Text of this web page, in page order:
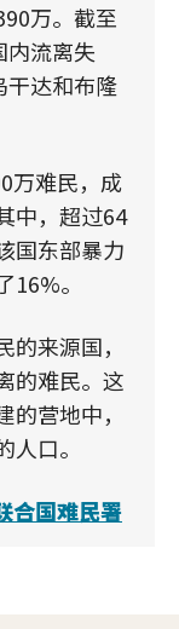
万。截至
内流离失
干达和布隆
万难民，成
中，超过64
国东部暴力
。
来源国，
的难民。这
营地中，
口。
合国难民署